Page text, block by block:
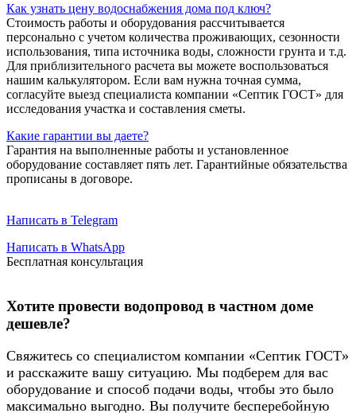
Как узнать цену водоснабжения дома под ключ?
Стоимость работы и оборудования рассчитывается
персонально с учетом количества проживающих, сезонности
использования, типа источника воды, сложности грунта и т.д.
Для приблизительного расчета вы можете воспользоваться
нашим калькулятором. Если вам нужна точная сумма,
согласуйте выезд специалиста компании «Септик ГОСТ» для
исследования участка и составления сметы.
Какие гарантии вы даете?
Гарантия на выполненные работы и установленное
оборудование составляет пять лет. Гарантийные обязательства
прописаны в договоре.
Написать в Telegram
Написать в WhatsApp
Бесплатная консультация
Хотите провести водопровод в частном доме
дешевле?
Свяжитесь со специалистом компании «Септик ГОСТ»
и расскажите вашу ситуацию. Мы подберем для вас
оборудование и способ подачи воды, чтобы это было
максимально выгодно. Вы получите бесперебойную